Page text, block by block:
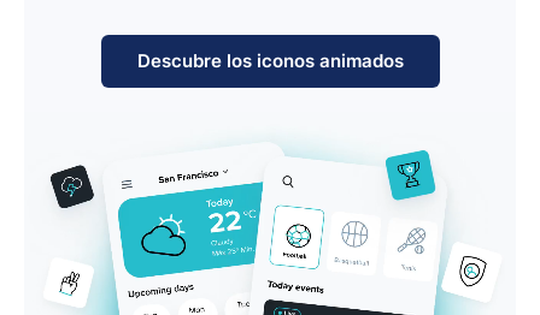
Descubre los iconos animados